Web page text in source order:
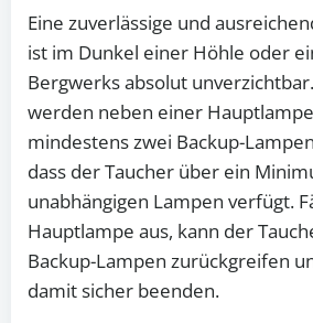
Eine zuverlässige und
ist im Dunkel einer Höhle oder
Bergwerks absolut
werden neben einer
mindestens zwei Backup-
dass der Taucher über ein
unabhängigen Lampen verfügt.
Hauptlampe aus, kann der
Backup-Lampen zurückgreifen
damit sicher beenden.